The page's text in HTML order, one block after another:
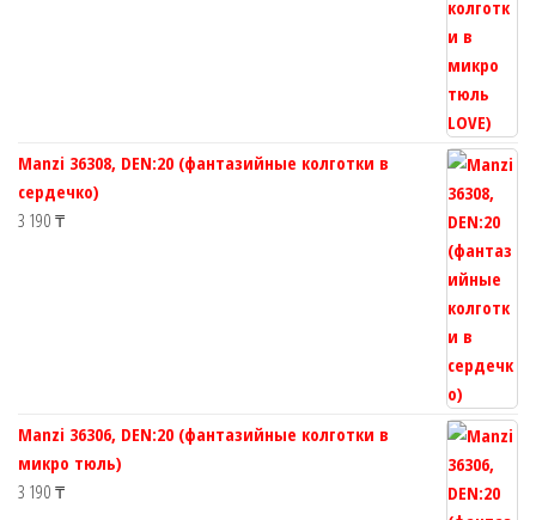
Manzi 36308, DEN:20 (фантазийные колготки в
сердечко)
3 190 ₸
Manzi 36306, DEN:20 (фантазийные колготки в
микро тюль)
3 190 ₸